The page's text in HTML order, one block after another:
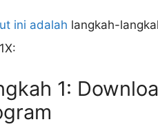
ini adalah langkah-
1: